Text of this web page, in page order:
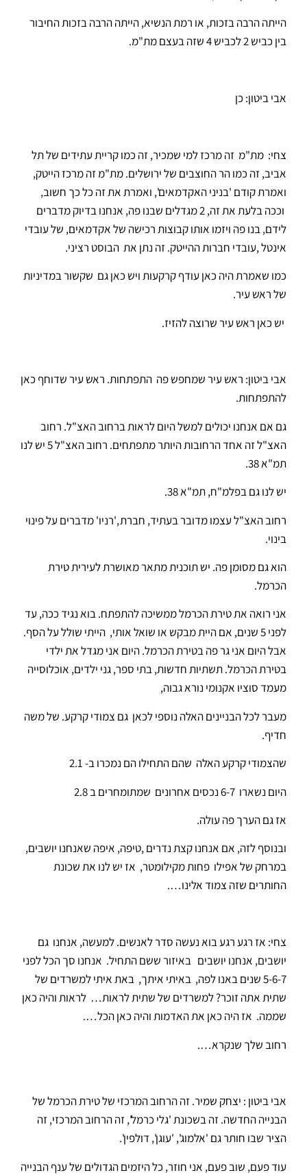
הייתה הרבה בזכות, או רמת הנשיא, הייתה הרבה בזכות החיבור
בין כביש 2 לכביש 4 שזה בעצם מת"מ.
אבי ביטון: כן
צחי: מת"מ זה מרכז למי שמכיר, זה כמו קריית עתידים של תל
אביב, זה כמו הר החוצבים של ירושלים. מת"מ זה מרכז הייטק,
ואמרת קודם 'בניני האקדמאים', ואמרת את זה כל כך חשוב,
וככה בלעת את זה, 2 מגדלים שבנו פה, אנחנו בדיוק מדברים
לידם, בנו פה ויזמו אותו קבוצות רכישה של אקדמאים, של עובדי
אינטל ,עובדי חברות ההייטק. זה נתן את הבוסט רציני.
כמו שאמרת היה כאן עודף קרקעות ויש כאן גם שקשור במדיניות
של ראש עיר.
יש כאן ראש עיר שרוצה להזיז.
אבי ביטון: ראש עיר שמחפש פה התפתחות. ראש עיר שדוחף כאן
להתפתחות.
גם אם אנחנו יכולים למשל היום לראות ברחוב האצ"ל. רחוב
האצ"ל זה אחד הרחובות היותר מתפתחים. רחוב האצ"ל 5 יש לנו
תמ"א 38.
יש לנו גם בפלמ"ח, תמ"א 38.
רחוב האצ"ל עצמו מדובר בעתיד, חברת ,'רניו' מדברים על פינוי
בינוי.
הוא גם מסומן פה. יש תוכנית מתאר מאושרת לעירית טירת
הכרמל.
אני רואה את טירת הכרמל ממשיכה להתפתח. בוא נגיד ככה, עד
לפני 5 שנים, אם היית מבקש או שואל אותי, הייתי שולל על הסף.
אבל היום אני גר פה בטירת הכרמל. היום אני מגדל את ילדי
בטירת הכרמל. תשתיות חדשות, בתי ספר, גני ילדים, אוכלוסייה
מעמד סוציו אקנומי נורא גבוה,
מעבר לכל הבניינים האלה נוספי לכאן גם צמודי קרקע. של משה
חדיף.
שהצמודי קרקע האלה שהם התחילו הם נמכרו ב- 2.1
היום נשארו 6-7 נכסים אחרונים שמתומחרים ב 2.8
אז גם הערך פה עולה.
ובנוסף לזה, אם אנחנו קצת נדרים ,טיפה, איפה שאנחנו יושבים,
במרחק של אפילו פחות מקילומטר, אז יש לנו את שכונת
החותרים שזה צמוד אלינו….
צחי: אז רגע רגע בוא נעשה סדר לאנשים. למעשה, אנחנו גם
יושבים, אנחנו יושבים באיזור ששם התחיל. אנחנו סך הכל לפני
5-6-7 שנים באנו לפה, באיתי איתך, באת איתי למשרדים של
שתית אתה זוכר? למשרדים של שתית לראות… לראות והיה כאן
שממה. אז היה כאן את האדמות והיה כאן הכל….
רחוב שלך שנקרא….
אבי ביטון : יצחק שמיר. זה הרחוב המרכזי של טירת הכרמל של
הבנייה החדשה. זה בשכונת 'גלי כרמל', זה הרחוב המרכזי, זה
הציר שבו חותר גם 'אלמוג', 'עוגן', דולפין'.
עוד פעם, שוב פעם, אני חוזר, כל היזמים הגדולים של ענף הבנייה